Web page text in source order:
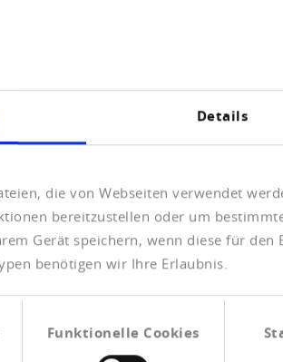
Details
die von Webseiten verwendet
bereitzustellen oder um
Gerät speichern, wenn diese für
benötigen wir Ihre Erlaubnis.
Funktionelle Cookies
Initiative Matter
N über die Verankerung des